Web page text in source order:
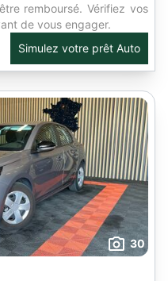
remboursé. Vérifiez vos
de vous engager.
Simulez votre prêt Auto
30